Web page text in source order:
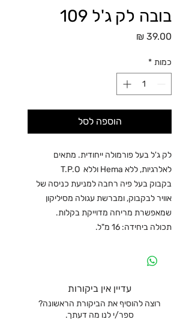
בובה לק ג'ל 109
כמות *
הוספה לסל
לק ג'ל בעל פורמולה ייחודית. מתאים
לאלרגיות, ללא Hema וללא T.P.O
בקבוק בעל פיה רחבה למניעת כניסה של
אוויר לבקבוק, ומברשת עגולה מסיליקון
שמאפשרת מריחה מדוייקת בקלות.
תכולה ביחידה: 16 מ"ל.
עדיין אין ביקורות
רוצה להוסיף את הביקורת הראשונה?
ספר/י לנו מה דעתך.